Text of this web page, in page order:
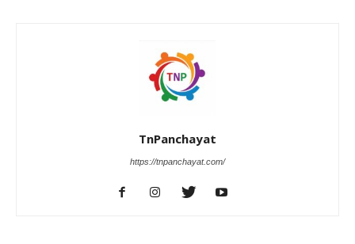
TnPanchayat
https://tnpanchayat.com/